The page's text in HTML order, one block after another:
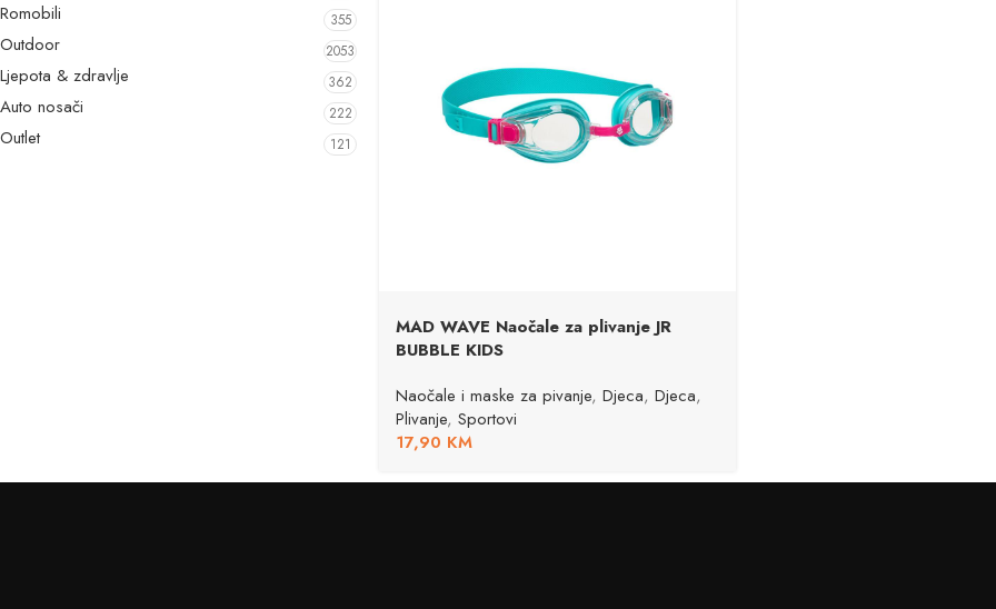
Romobili 355
Outdoor 2053
Ljepota & zdravlje 362
Auto nosači 222
Outlet 121
MAD WAVE Naočale za plivanje JR
BUBBLE KIDS
Naočale i maske za pivanje, Djeca, Djeca,
Plivanje, Sportovi
17,90 KM